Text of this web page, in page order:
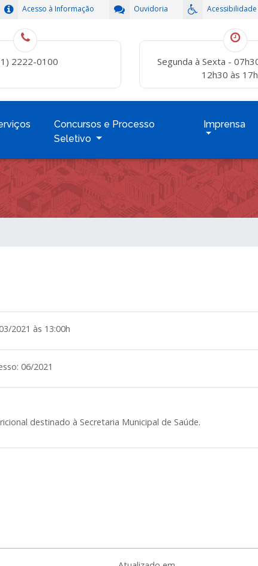
Acessibilidade
Ouvidoria
Acesso à Informação
2222-0100
Segunda à Sexta -
12h30 às
Concursos e Processo
Seletivo
Imprensa
2021 às 13:00h
06/2021
destinado à Secretaria Municipal de Saúde.